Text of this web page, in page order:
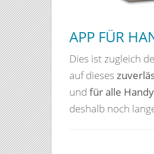
APP FÜR
Dies ist zugleich
auf dieses
und für alle
deshalb noch